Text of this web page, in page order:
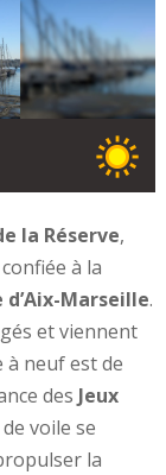
la Réserve,
à la
Marseille.
et viennent
à neuf est de
des Jeux
voile se
la